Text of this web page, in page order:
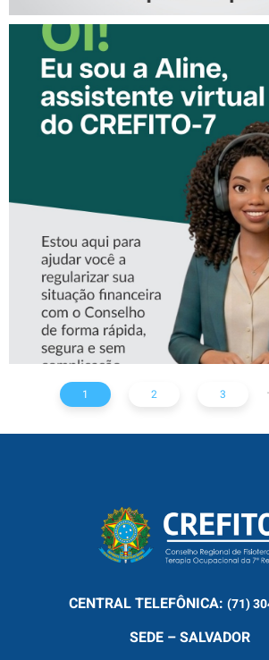
CONHEÇA A
ASSISTENTE
CREFITO-7
1 2 3
CENTRALTELEFÔNICA: (71)
SEDE – SALVADOR